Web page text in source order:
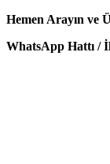
Hemen Arayın ve
WhatsApp Hattı /